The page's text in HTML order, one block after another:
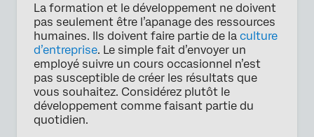
La formation et le développement ne doivent
pas seulement être l’apanage des ressources
humaines. Ils doivent faire partie de la culture
d’entreprise. Le simple fait d’envoyer un
employé suivre un cours occasionnel n’est
pas susceptible de créer les résultats que
vous souhaitez. Considérez plutôt le
développement comme faisant partie du
quotidien.